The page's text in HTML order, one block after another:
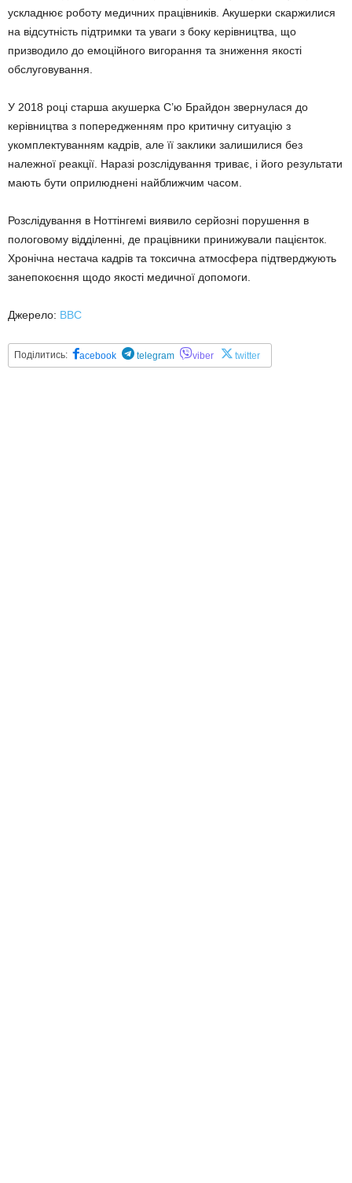
ускладнює роботу медичних працівників. Акушерки скаржилися
на відсутність підтримки та уваги з боку керівництва, що
призводило до емоційного вигорання та зниження якості
обслуговування.
У 2018 році старша акушерка С’ю Брайдон звернулася до
керівництва з попередженням про критичну ситуацію з
укомплектуванням кадрів, але її заклики залишилися без
належної реакції. Наразі розслідування триває, і його результати
мають бути оприлюднені найближчим часом.
Розслідування в Ноттінгемі виявило серйозні порушення в
пологовому відділенні, де працівники принижували пацієнток.
Хронічна нестача кадрів та токсична атмосфера підтверджують
занепокоєння щодо якості медичної допомоги.
Джерело: BBC
Поділитись: acebook telegram viber twitter